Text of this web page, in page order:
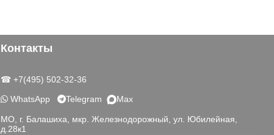
Контакты
☎ +7(495) 502-32-36
WhatsApp
Telegram Max
МО, г. Балашиха, мкр. Железнодорожный, ул. Юбилейная,
д.28к1